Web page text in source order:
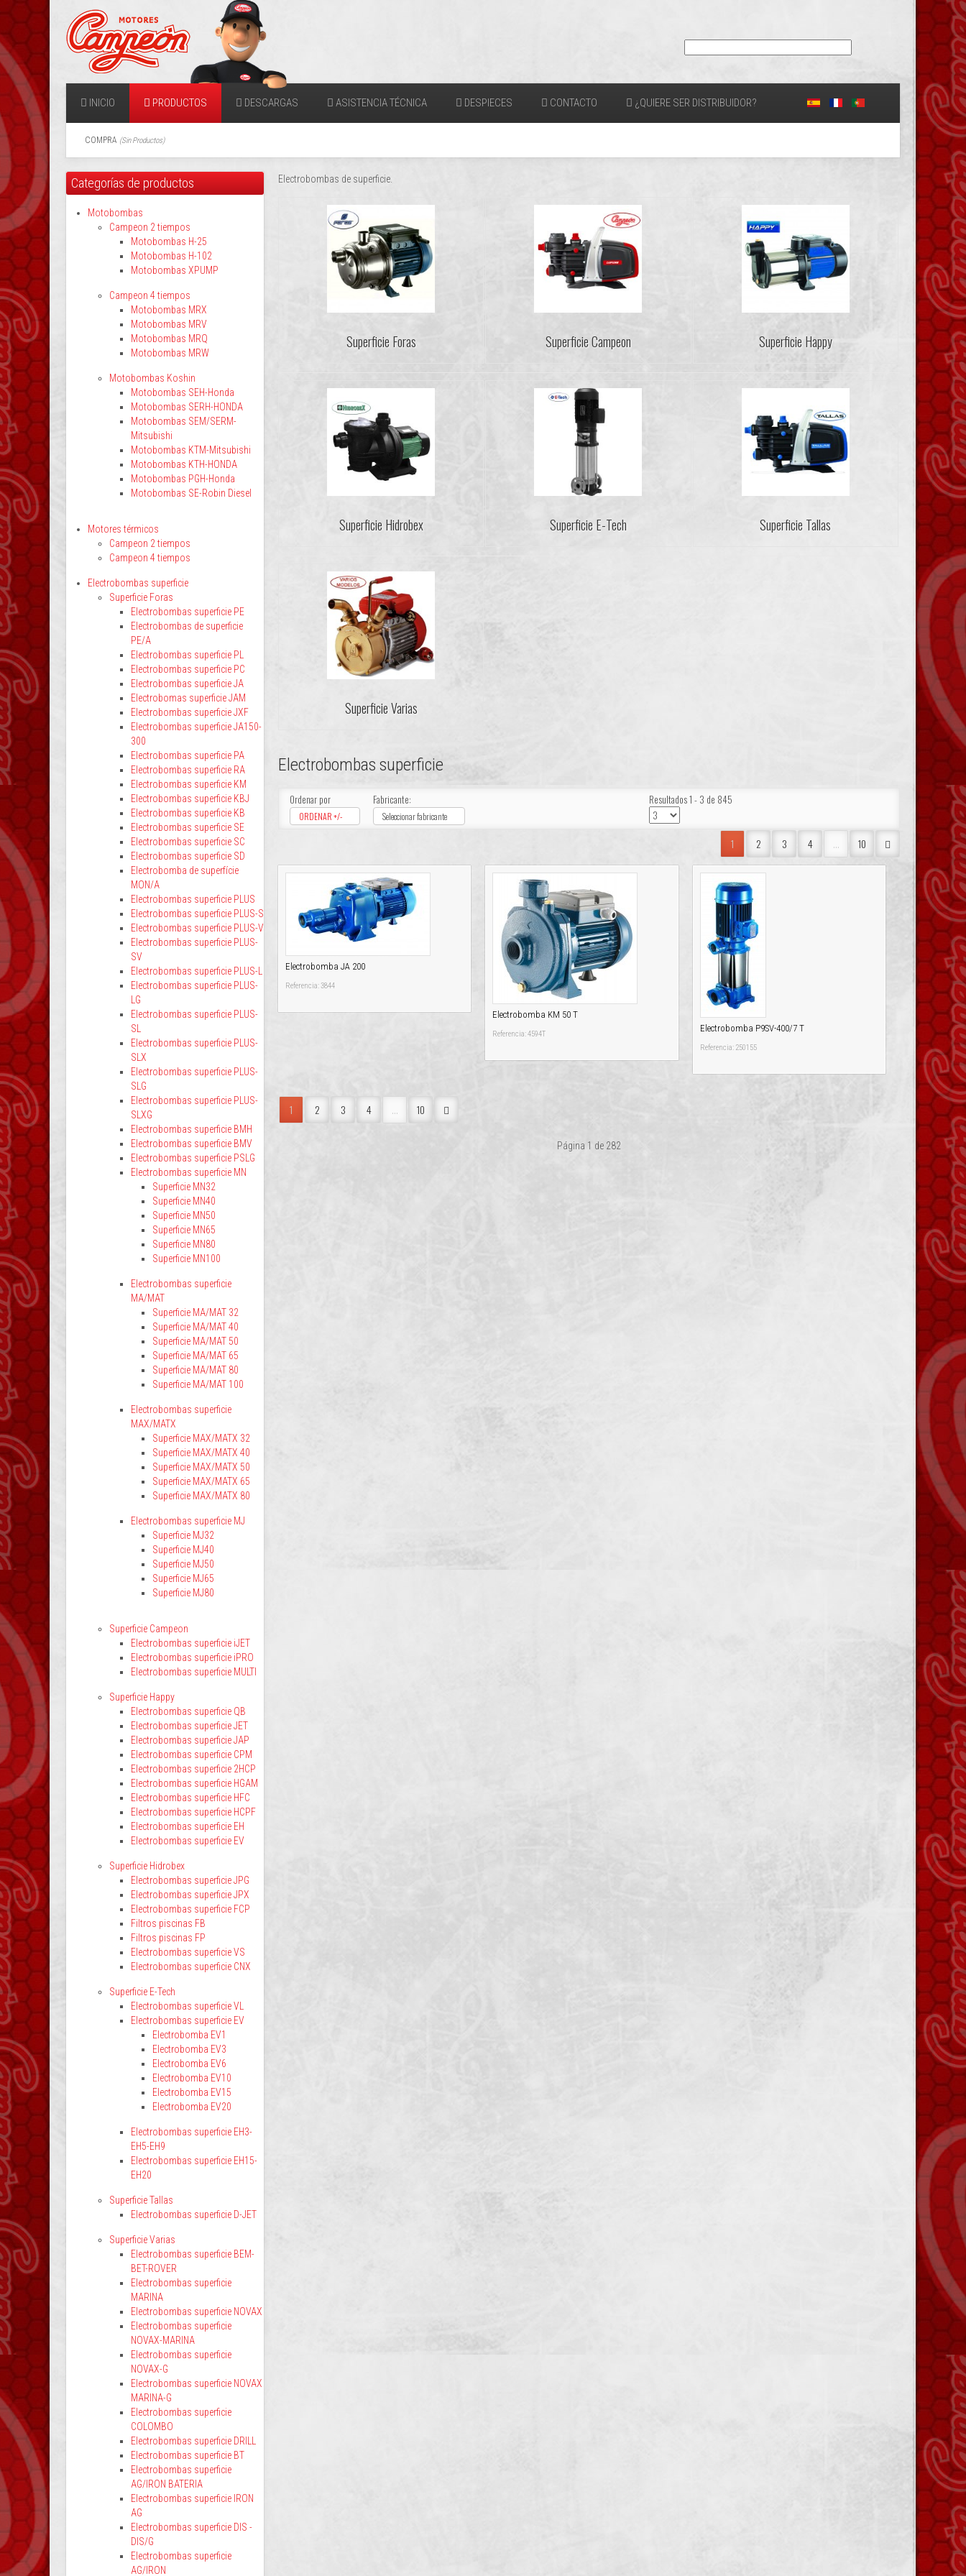
INICIO PRODUCTOS DESCARGAS ASISTENCIA TÉCNICA DESPIECES CONTACTO ¿QUIERE SER DISTRIBUIDOR?
COMPRA (Sin Productos)
Electrobombas de superficie.
Superficie Foras Superficie Campeon Superficie Happy
Superficie Hidrobex Superficie E-Tech Superficie Tallas
Superficie Varias
Electrobombas superficie
Ordenar por
ORDENAR +/-
Fabricante:
Seleccionar fabricante
Resultados 1 - 3 de 845
1 2 3 4 ... 10
Electrobomba JA 200
Referencia: 3844
Electrobomba KM 50 T
Referencia: 4594T
Electrobomba P9SV-400/7 T
Referencia: 250155
1 2 3 4 ... 10
Página 1 de 282
Categorías de productos
Motobombas
Campeon 2 tiempos
Motobombas H-25
Motobombas H-102
Motobombas XPUMP
Campeon 4 tiempos
Motobombas MRX
Motobombas MRV
Motobombas MRQ
Motobombas MRW
Motobombas Koshin
Motobombas SEH-Honda
Motobombas SERH-HONDA
Motobombas SEM/SERM-
Mitsubishi
Motobombas KTM-Mitsubishi
Motobombas KTH-HONDA
Motobombas PGH-Honda
Motobombas SE-Robin Diesel
Motores térmicos
Campeon 2 tiempos
Campeon 4 tiempos
Electrobombas superficie
Superficie Foras
Electrobombas superficie PE
Electrobombas de superficie
PE/A
Electrobombas superficie PL
Electrobombas superficie PC
Electrobombas superficie JA
Electrobomas superficie JAM
Electrobombas superficie JXF
Electrobombas superficie JA150-
300
Electrobombas superficie PA
Electrobombas superficie RA
Electrobombas superficie KM
Electrobombas superficie KBJ
Electrobombas superficie KB
Electrobombas superficie SE
Electrobombas superficie SC
Electrobombas superficie SD
Electrobomba de superfície
MON/A
Electrobombas superficie PLUS
Electrobombas superficie PLUS-S
Electrobombas superficie PLUS-V
Electrobombas superficie PLUS-
SV
Electrobombas superficie PLUS-L
Electrobombas superficie PLUS-
LG
Electrobombas superficie PLUS-
SL
Electrobombas superficie PLUS-
SLX
Electrobombas superficie PLUS-
SLG
Electrobombas superficie PLUS-
SLXG
Electrobombas superficie BMH
Electrobombas superficie BMV
Electrobombas superficie PSLG
Electrobombas superficie MN
Superficie MN32
Superficie MN40
Superficie MN50
Superficie MN65
Superficie MN80
Superficie MN100
Electrobombas superficie
MA/MAT
Superficie MA/MAT 32
Superficie MA/MAT 40
Superficie MA/MAT 50
Superficie MA/MAT 65
Superficie MA/MAT 80
Superficie MA/MAT 100
Electrobombas superficie
MAX/MATX
Superficie MAX/MATX 32
Superficie MAX/MATX 40
Superficie MAX/MATX 50
Superficie MAX/MATX 65
Superficie MAX/MATX 80
Electrobombas superficie MJ
Superficie MJ32
Superficie MJ40
Superficie MJ50
Superficie MJ65
Superficie MJ80
Superficie Campeon
Electrobombas superficie iJET
Electrobombas superficie iPRO
Electrobombas superficie MULTI
Superficie Happy
Electrobombas superficie QB
Electrobombas superficie JET
Electrobombas superficie JAP
Electrobombas superficie CPM
Electrobombas superficie 2HCP
Electrobombas superficie HGAM
Electrobombas superficie HFC
Electrobombas superficie HCPF
Electrobombas superficie EH
Electrobombas superficie EV
Superficie Hidrobex
Electrobombas superficie JPG
Electrobombas superficie JPX
Electrobombas superficie FCP
Filtros piscinas FB
Filtros piscinas FP
Electrobombas superficie VS
Electrobombas superficie CNX
Superficie E-Tech
Electrobombas superficie VL
Electrobombas superficie EV
Electrobomba EV1
Electrobomba EV3
Electrobomba EV6
Electrobomba EV10
Electrobomba EV15
Electrobomba EV20
Electrobombas superficie EH3-
EH5-EH9
Electrobombas superficie EH15-
EH20
Superficie Tallas
Electrobombas superficie D-JET
Superficie Varias
Electrobombas superficie BEM-
BET-ROVER
Electrobombas superficie
MARINA
Electrobombas superficie NOVAX
Electrobombas superficie
NOVAX-MARINA
Electrobombas superficie
NOVAX-G
Electrobombas superficie NOVAX
MARINA-G
Electrobombas superficie
COLOMBO
Electrobombas superficie DRILL
Electrobombas superficie BT
Electrobombas superficie
AG/IRON BATERIA
Electrobombas superficie IRON
AG
Electrobombas superficie DIS -
DIS/G
Electrobombas superficie
AG/IRON